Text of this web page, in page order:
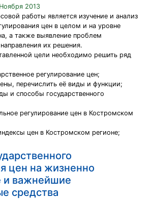
2013
работы является изучение и анализ
цен в целом и на уровне
а также выявление проблем
их решения.
цели необходимо решить ряд
регулирование цен;
перечислить её виды и функции;
и способы государственного
регулирование цен в Костромском
цен в Костромском регионе;
цен на жизненно
и важнейшие
средства